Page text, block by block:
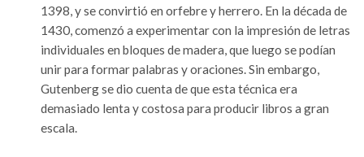
1398, y se convirtió en orfebre y herrero. En la década de
1430, comenzó a experimentar con la impresión de letras
individuales en bloques de madera, que luego se podían
unir para formar palabras y oraciones. Sin embargo,
Gutenberg se dio cuenta de que esta técnica era
demasiado lenta y costosa para producir libros a gran
escala.